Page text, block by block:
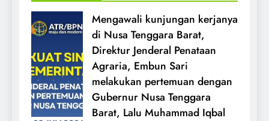
Mengawali kunjungan kerjanya
di Nusa Tenggara Barat,
Direktur Jenderal Penataan
Agraria, Embun Sari
melakukan pertemuan dengan
Gubernur Nusa Tenggara
Barat, Lalu Muhammad Iqbal